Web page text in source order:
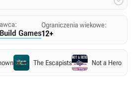
Games
Ograniczenia wiekowe:
12+
The Escapists Not a Hero